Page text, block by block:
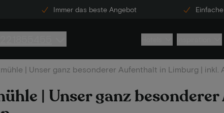
Immer das beste Angebot
| Unser ganz besonderer Aufenthalt in Limburg | inkl.
| Unser ganz